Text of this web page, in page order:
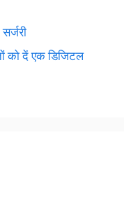
को दें एक डिजिटल